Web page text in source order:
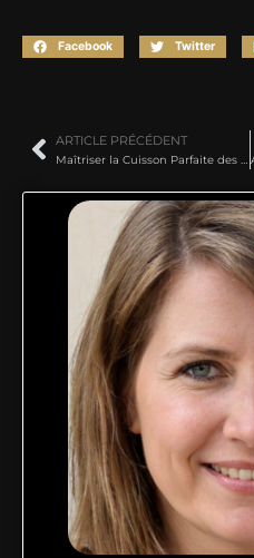
Facebook Twitter
ARTICLE PRÉCÉDENT